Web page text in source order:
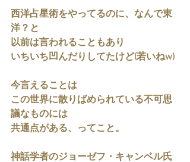
西洋占星術をやってるのに、なんで東
洋？と
以前は言われることもあり
いちいち凹んだりしてたけど(若いねw)
今言えることは
この世界に散りばめられている不可思
議なものには
共通点がある、ってこと。
神話学者のジョーゼフ・キャンベル氏